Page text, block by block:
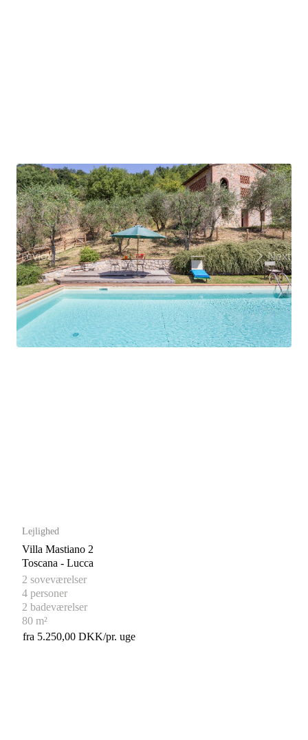
Previous Next
Lejlighed
Villa Mastiano 2
Toscana - Lucca
2 soveværelser
4 personer
2 badeværelser
80 m²
fra 5.250,00 DKK/pr. uge